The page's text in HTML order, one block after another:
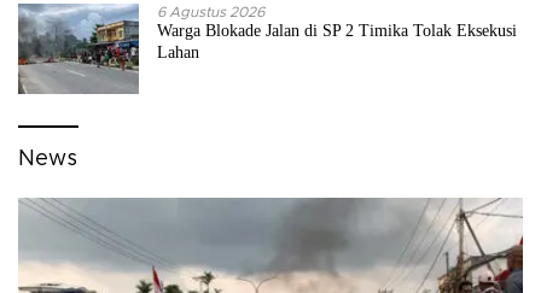
6 Agustus 2026
Warga Blokade Jalan di SP 2 Timika Tolak Eksekusi
Lahan
News